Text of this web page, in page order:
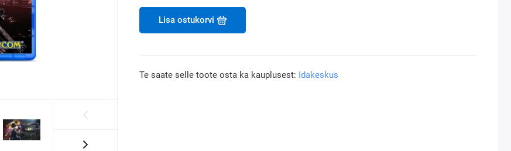
Lisa ostukorvi
Te saate selle toote osta ka kauplusest: Idakeskus